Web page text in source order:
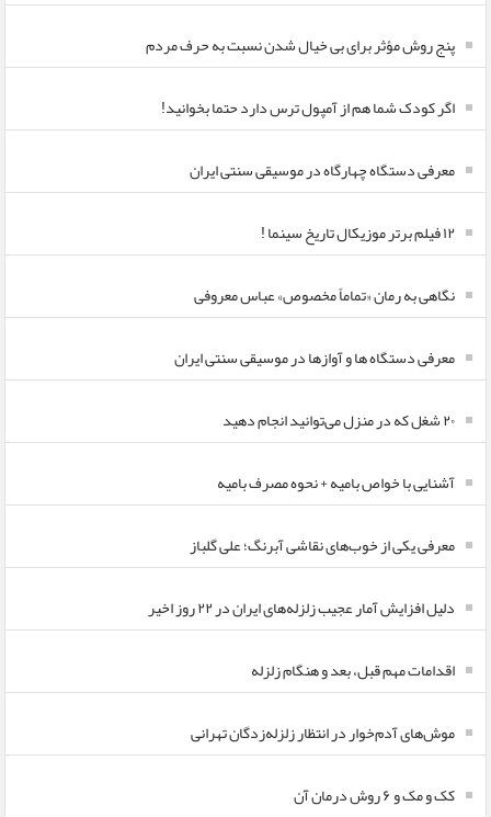
پنج روش مؤثر برای بی خیال شدن نسبت به حرف مردم
اگر کودک شما هم از آمپول ترس دارد حتما بخوانید!
معرفی دستگاه چهارگاه در موسیقی سنتی ایران
۱۲ فیلم برتر موزیکال تاریخ سینما !
نگاهی به رمان «تماماً مخصوص» عباس معروفی
معرفی دستگاه ها و آوازها در موسیقی سنتی ایران
۲۰ شغل که در منزل می‌توانید انجام دهید
آشنایی با خواص بامیه + نحوه مصرف بامیه
معرفی یکی از خوب‌های نقاشی آبرنگ؛ علی گلباز
دلیل افزایش آمار عجیب زلزله‌های ایران در ۲۲ روز اخیر
اقدامات مهم قبل، بعد و هنگام زلزله
موش‌های آدم‌خوار در انتظار زلزله‌زدگان تهرانی
کک و مک و ۶ روش درمان آن